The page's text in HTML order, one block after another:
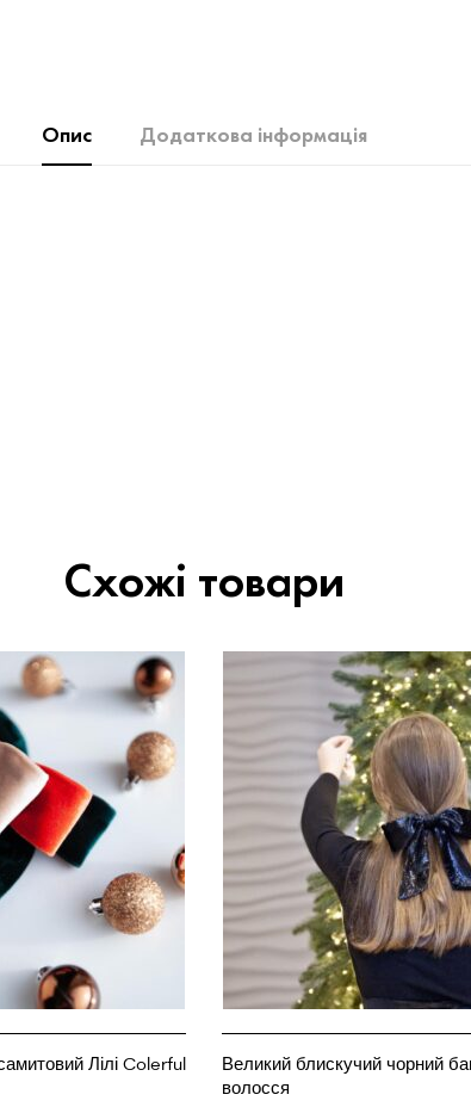
Опис Додаткова інформація
Схожі товари
Лілі Colerful
Великий блискучий чорний
волосся